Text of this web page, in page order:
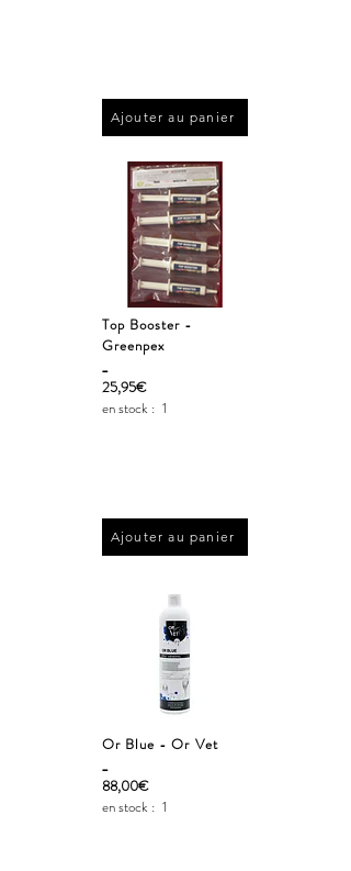
Ajouter au panier
Top Booster -
Greenpex
_
25,95€
en stock : 1
Ajouter au panier
Or Blue - Or Vet
_
88,00€
en stock : 1